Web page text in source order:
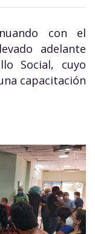
con el
adelante
Social, cuyo
capacitación